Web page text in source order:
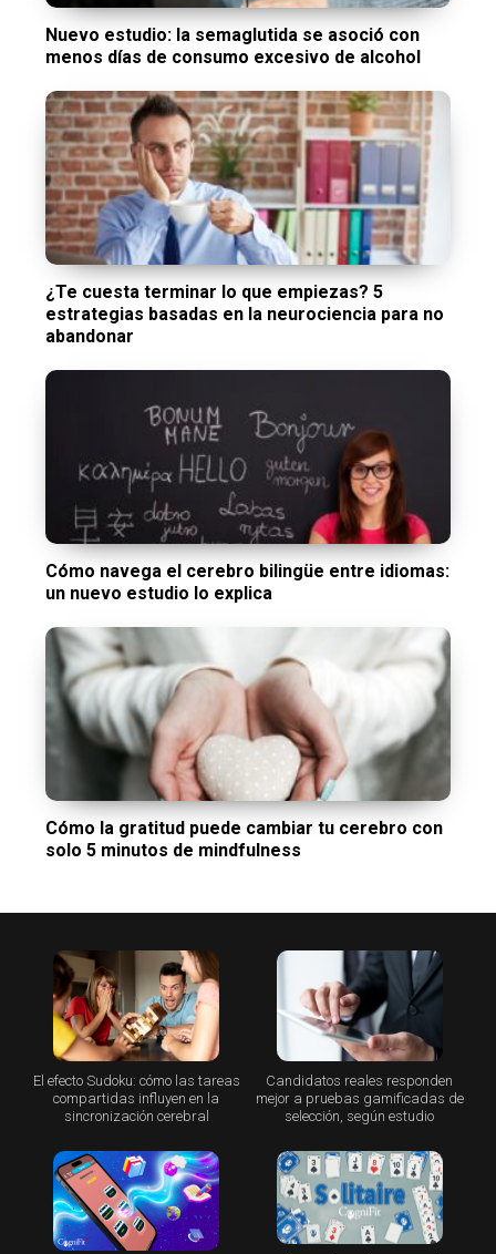
Nuevo estudio: la semaglutida se asoció con
menos días de consumo excesivo de alcohol
¿Te cuesta terminar lo que empiezas? 5
estrategias basadas en la neurociencia para no
abandonar
Cómo navega el cerebro bilingüe entre idiomas:
un nuevo estudio lo explica
Cómo la gratitud puede cambiar tu cerebro con
solo 5 minutos de mindfulness
El efecto Sudoku: cómo las tareas
compartidas influyen en la
sincronización cerebral
Candidatos reales responden
mejor a pruebas gamificadas de
selección, según estudio